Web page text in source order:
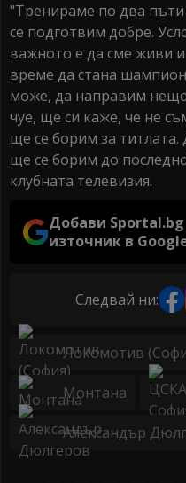
"Тренираме по два
се подготвим добре.
важното е да сме живи
време да стана
може, да направим
чуе, ще си каже, че не
ще се борим за
ще се борим до
клубната телевизия.
Добави
източник в
Следвай ни:
Локомотив
Монтана
Александър